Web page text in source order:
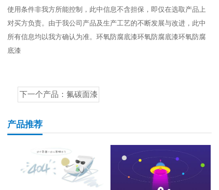
使用条件非我方所能控制，此中信息不含担保，即仅在选取产品上
对买方负责。由于我公司产品及生产工艺的不断发展与改进，此中
所有信息均以我方确认为准。环氧防腐底漆环氧防腐底漆环氧防腐
底漆
下一个产品： 氟碳面漆
产品推荐